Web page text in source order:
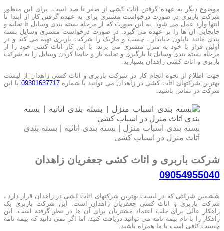
موضوع دیگر به عهده گرفتن اثاث کشی از صفر تا صد است. برای این منظور
شرکت باربری در صورت درخواست مشتری برای به عهده گرفتن کار از ابتدا تا
انتها وارد عمل می شود. به این صورت که از مرحله بسته بندی وسایل تا تخلیه و
جابجایی آن ها را بر عهده می گیرد. در صورت درخواست مشتری وسایل بسته
بندی مانند نایلون حبابدار ، چسب و ماژیک را شرکت باربری تهیه می کند و در
اولین قرار با خود به منزل مشتری می برند. با این کار اثاث کشی خود را از
مرحله بسته بندی وسایل تا بارگیری و تخلیه بار و جابجا کردن وسایل را به شرکت
باربری و اثاث کشی زاهدان بسپارید.
جهت اطلاع از نحوه انجام کار در شرکت باربری و اثاث کشی زاهدان از لیست
بهترین شرکتهای اثاث کشی در زاهدان می توانید با شماره09301637717 با این
شرکت در تماس باشید.
بسته بندی اسباب منزل | بسته بندی اثاثیه | بسته بندی
اثاث منزل در اسباب کشی
شرکت باربری و اثاث کشی جعفریان زاهدان
09054955040
ششمین شرکتی که در لیست بهترین شرکتهای اثاث کشی در زاهدان قرار دارد ،
شرکت باربری و اثاث کشی جعفریان زاهدان است. این شرکت باربری یک
راهکار عالی برای جلب اعتماد مشتریان برای آن ها در نظر گرفته است. این
راهکار را با نام بیمه نامه می توانید دریافت کنید. اما اگر نمی دانید که بیمه نامه
چیست کافی است با ما همراه باشید.